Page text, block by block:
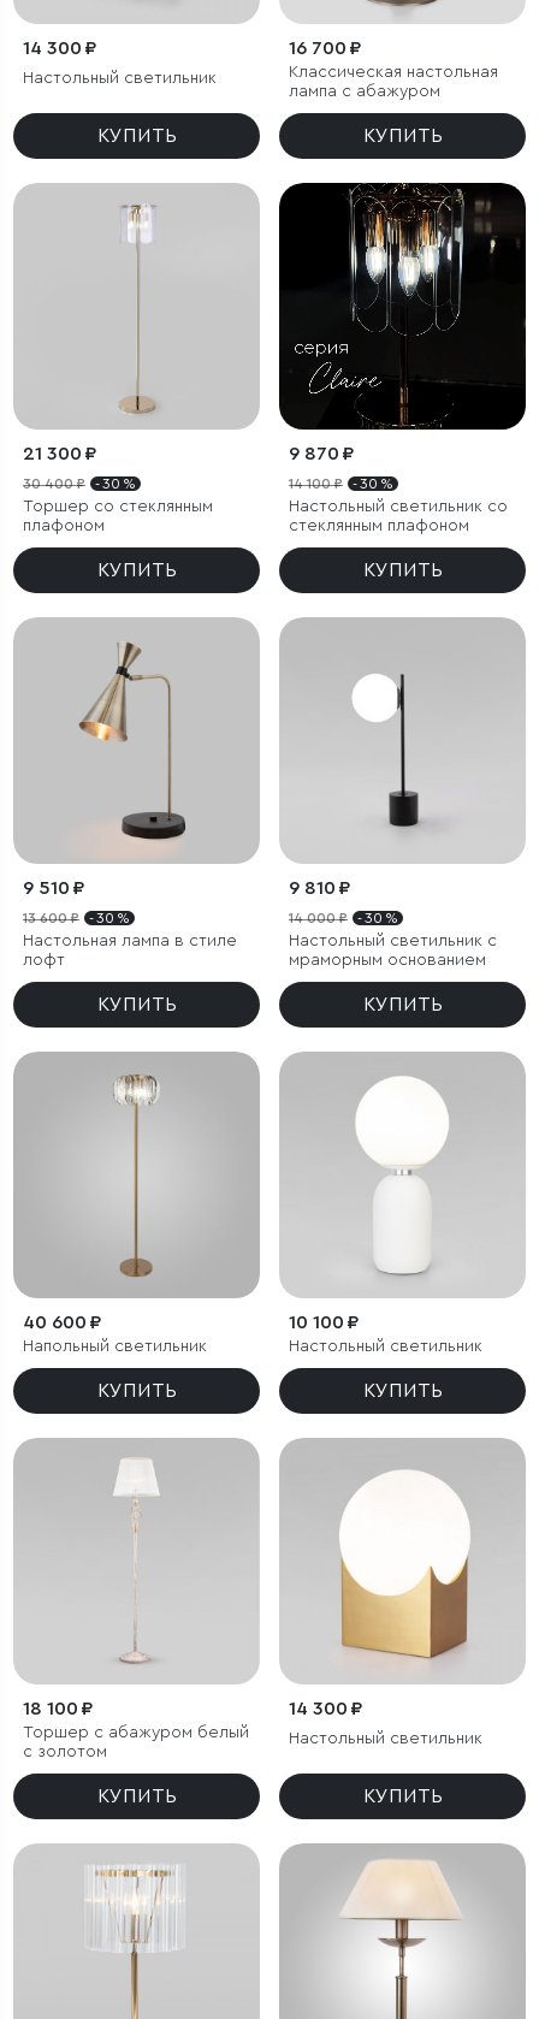
14 300 ₽
Настольный светильник
КУПИТЬ
16 700 ₽
Классическая настольная
лампа с абажуром
КУПИТЬ
21 300 ₽
30 400 ₽ - 30 %
Торшер со стеклянным
плафоном
КУПИТЬ
9 870 ₽
14 100 ₽ - 30 %
Настольный светильник со
стеклянным плафоном
КУПИТЬ
9 510 ₽
13 600 ₽ - 30 %
Настольная лампа в стиле
лофт
КУПИТЬ
9 810 ₽
14 000 ₽ - 30 %
Настольный светильник с
мраморным основанием
КУПИТЬ
40 600 ₽
Напольный светильник
КУПИТЬ
10 100 ₽
Настольный светильник
КУПИТЬ
18 100 ₽
Торшер с абажуром белый
с золотом
КУПИТЬ
14 300 ₽
Настольный светильник
КУПИТЬ